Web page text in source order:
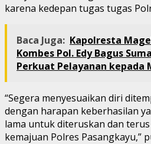
karena kedepan tugas tugas
Baca Juga: Kapolresta
Kombes Pol. Edy Bagus
Perkuat Pelayanan kepada
“Segera menyesuaikan diri
dengan harapan keberhasilan
lama untuk diteruskan dan
kemajuan Polres Pasangkayu,”